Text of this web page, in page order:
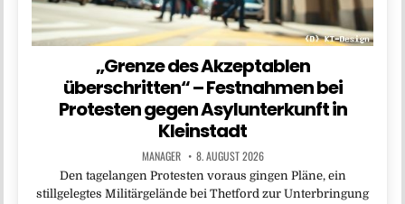
„Grenze des Akzeptablen
überschritten“ – Festnahmen bei
Protesten gegen Asylunterkunft in
Kleinstadt
MANAGER 8. AUGUST 2026
Den tagelangen Protesten voraus gingen Pläne, ein
stillgelegtes Militärgelände bei Thetford zur Unterbringung